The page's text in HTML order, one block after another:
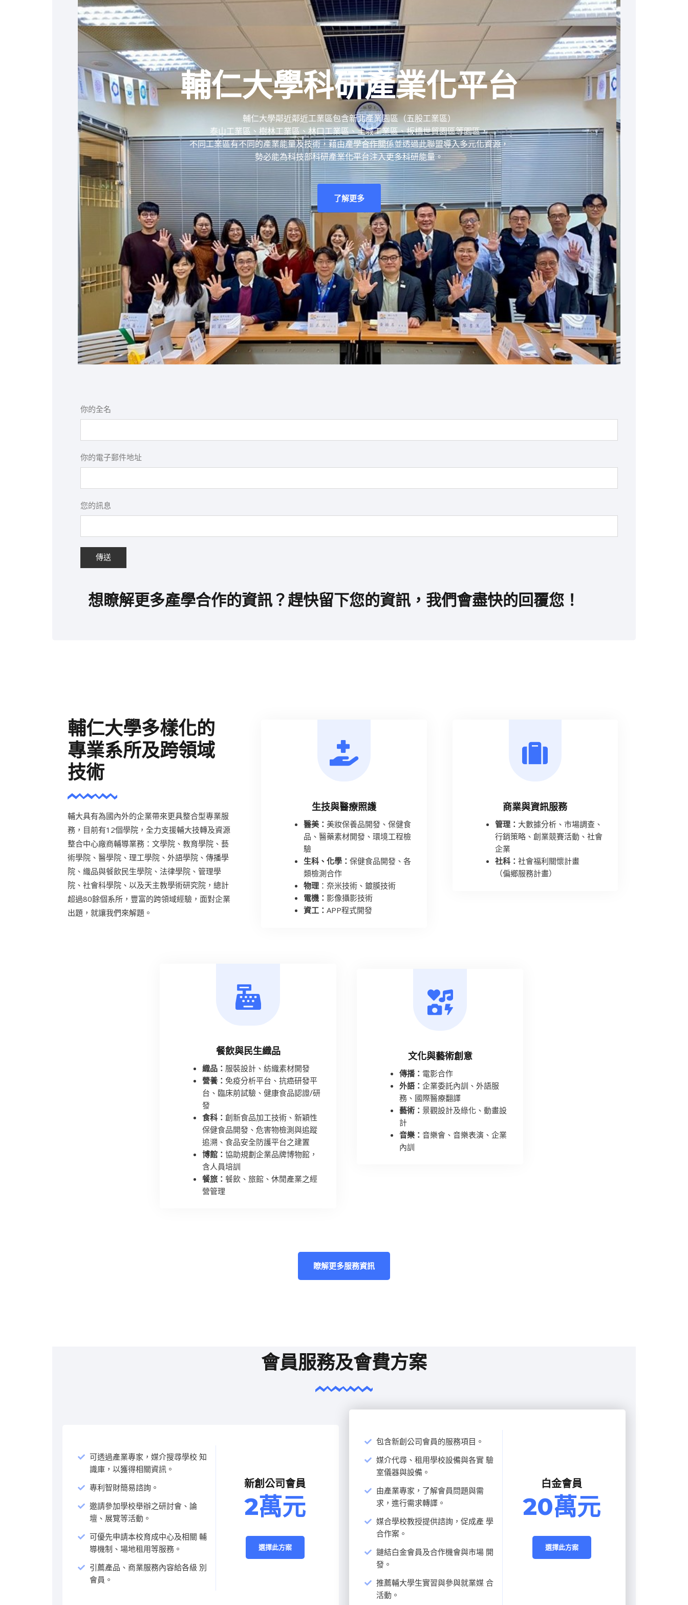
輔仁大學科研產業化平台
輔仁大學鄰近鄰近工業區包含新北產業園區（五股工業區）
泰山工業區、樹林工業區、林口工業區、土城工業區、板橋世貿園區等園區，
不同工業區有不同的產業能量及技術，藉由產學合作關係並透過此聯盟導入多元化資源，
勢必能為科技部科研產業化平台注入更多科研能量。
了解更多
你的全名
你的電子郵件地址
您的訊息
想瞭解更多產學合作的資訊？趕快留下您的資訊，我們會盡快的回覆您！
輔仁大學多樣化的
專業系所及跨領域
技術
輔大具有為國內外的企業帶來更具整合型專業服
務，目前有12個學院，全力支援輔大技轉及資源
整合中心廠商輔導業務：文學院、教育學院、藝
術學院、醫學院、理工學院、外語學院、傳播學
院、織品與餐飲民生學院、法律學院、管理學
院、社會科學院、以及天主教學術研究院，總計
超過80餘個系所，豐富的跨領域經驗，面對企業
出題，就讓我們來解題。
生技與醫療照護
醫美：美妝保養品開發、保健食
品、醫藥素材開發、環境工程檢
驗
生科、化學：保健食品開發、各
類檢測合作
物理 ：奈米技術、鍍膜技術
電機： 影像攝影技術
資工：APP程式開發
商業與資訊服務
管理： 大數據分析、市場調查、
行銷策略、創業競賽活動、社會
企業
社科： 社會福利關懷計畫
（偏鄉服務計畫）
餐飲與民生織品
織品： 服裝設計、紡織素材開發
營養： 免疫分析平台、抗癌研發平
台、臨床前試驗、健康食品認證/研
發
食科：創新食品加工技術、新穎性
保健食品開發、危害物檢測與追蹤
追溯、食品安全防護平台之建置
博館：協助規劃企業品牌博物館，
含人員培訓
餐旅：餐飲、旅館、休閒產業之經
營管理
文化與藝術創意
傳播： 電影合作
外語：企業委託內訓、外語服
務、國際醫療翻譯
藝術：景觀設計及綠化、動畫設
計
音樂：音樂會、音樂表演、企業
內訓
瞭解更多服務資訊
會員服務及會費方案
可透過產業專家，媒介搜尋學校 知
識庫，以獲得相關資訊。
專利智財簡易諮詢。
邀請參加學校舉辦之研討會、論
壇、展覽等活動。
可優先申請本校育成中心及相關 輔
導機制、場地租用等服務。
引薦產品、商業服務內容給各級 別
會員。
新創公司會員
2萬元
選擇此方案
包含新創公司會員的服務項目。
媒介代尋、租用學校設備與各實 驗
室儀器與設備。
由產業專家，了解會員問題與需
求，進行需求轉譯。
媒合學校教授提供諮詢，促成產 學
合作案。
鏈結白金會員及合作機會與市場 開
發。
推薦輔大學生實習與參與就業媒 合
活動。
白金會員
20萬元
選擇此方案